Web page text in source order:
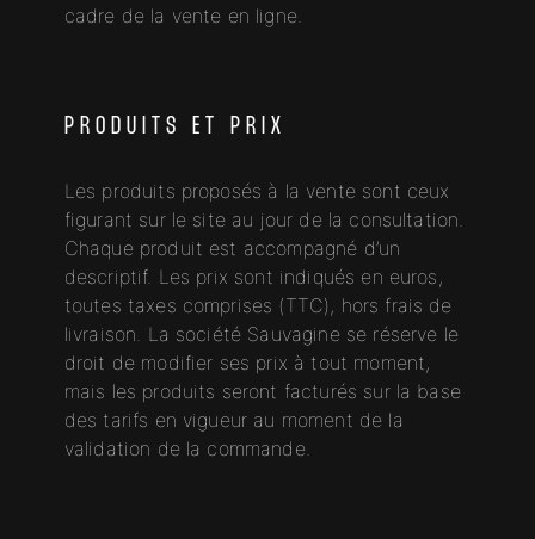
cadre de la vente en ligne.
PRODUITS ET PRIX
Les produits proposés à la vente sont ceux
figurant sur le site au jour de la consultation.
Chaque produit est accompagné d’un
descriptif. Les prix sont indiqués en euros,
toutes taxes comprises (TTC), hors frais de
livraison. La société Sauvagine se réserve le
droit de modifier ses prix à tout moment,
mais les produits seront facturés sur la base
des tarifs en vigueur au moment de la
validation de la commande.